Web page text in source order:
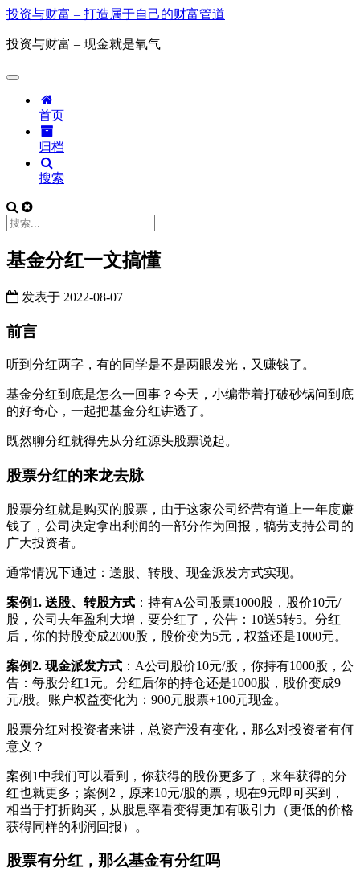
投资与财富 – 打造属于自己的财富管道
投资与财富 – 现金就是氧气
首页
归档
搜索
基金分红一文搞懂
发表于 2022-08-07
前言
听到分红两字，有的同学是不是两眼发光，又赚钱了。
基金分红到底是怎么一回事？今天，小编带着打破砂锅问到底
的好奇心，一起把基金分红讲透了。
既然聊分红就得先从分红源头股票说起。
股票分红的来龙去脉
股票分红就是购买的股票，由于这家公司经营有道上一年度赚
钱了，公司决定拿出利润的一部分作为回报，犒劳支持公司的
广大投资者。
通常情况下通过：送股、转股、现金派发方式实现。
案例1. 送股、转股方式 ：持有A公司股票1000股，股价10元/
股，公司去年盈利大增，要分红了，公告：10送5转5。分红
后，你的持股变成2000股，股价变为5元，权益还是1000元。
案例2. 现金派发方式 ：A公司股价10元/股，你持有1000股，公
告：每股分红1元。分红后你的持仓还是1000股，股价变成9
元/股。账户权益变化为：900元股票+100元现金。
股票分红对投资者来讲，总资产没有变化，那么对投资者有何
意义？
案例1中我们可以看到，你获得的股份更多了，来年获得的分
红也就更多；案例2，原来10元/股的票，现在9元即可买到，
相当于打折购买，从股息率看变得更加有吸引力（更低的价格
获得同样的利润回报）。
股票有分红，那么基金有分红吗